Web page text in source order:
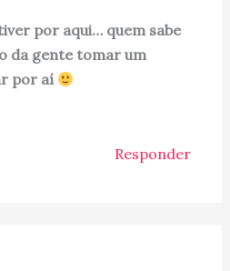
por aqui… quem sabe
da gente tomar um
por aí
Responder